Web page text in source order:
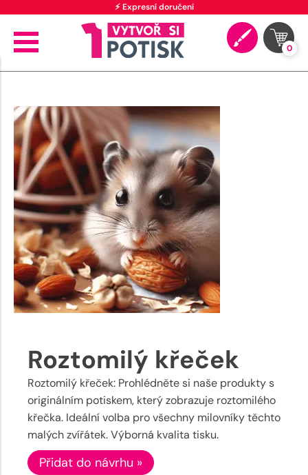
⚡ Expresní doručení
0
Roztomilý křeček
Roztomilý křeček: Prohlédněte si naše produkty s
originálním potiskem, který zobrazuje roztomilého
křečka. Ideální volba pro všechny milovníky těchto
malých zvířátek. Výborná kvalita tisku.
Přidat do návrhu »